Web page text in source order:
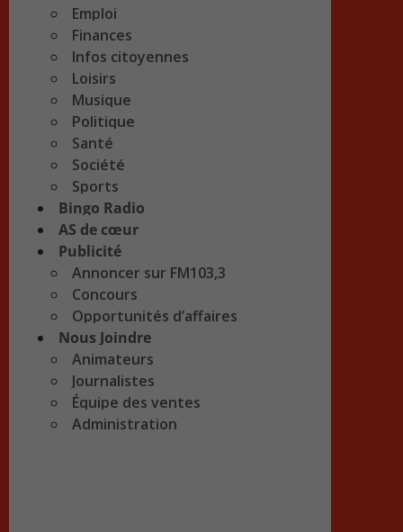
Emploi
Finances
Infos citoyennes
Loisirs
Musique
Politique
Santé
Société
Sports
Bingo Radio
AS de cœur
Publicité
Annoncer sur FM103,3
Concours
Opportunités d’affaires
Nous Joindre
Animateurs
Journalistes
Équipe des ventes
Administration